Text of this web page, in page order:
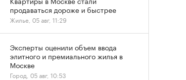
продаваться дороже и быстрее
Жилье, 05 авг, 11:29
Эксперты оценили объем ввода
элитного и премиального жилья в
Москве
Город, 05 авг, 10:53